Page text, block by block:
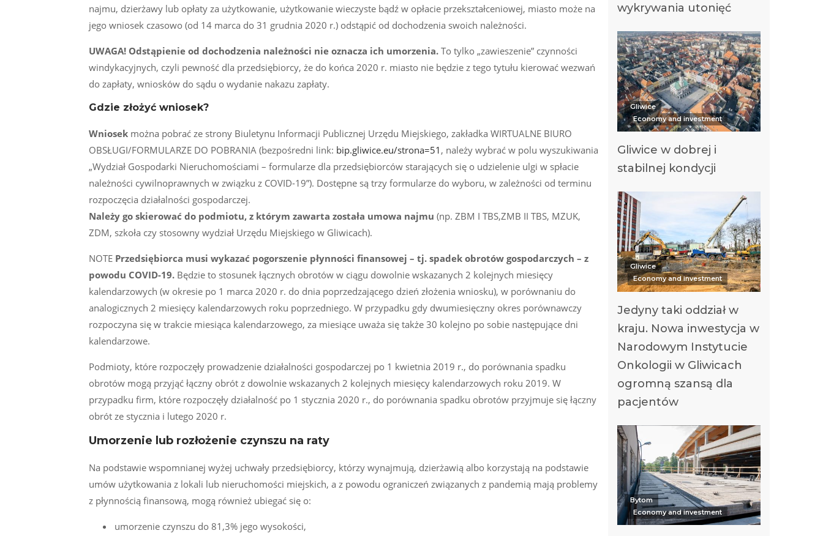
najmu, dzierżawy lub opłaty za użytkowanie, użytkowanie wieczyste bądź w opłacie przekształceniowej, miasto może na
jego wniosek czasowo (od 14 marca do 31 grudnia 2020 r.) odstąpić od dochodzenia swoich należności.
UWAGA! Odstąpienie od dochodzenia należności nie oznacza ich umorzenia.To tylko „zawieszenie” czynności
windykacyjnych, czyli pewność dla przedsiębiorcy, że do końca 2020 r. miasto nie będzie z tego tytułu kierować wezwań
do zapłaty, wniosków do sądu o wydanie nakazu zapłaty.
Gdzie złożyć wniosek?
Wniosekmożna pobrać ze strony Biuletynu Informacji Publicznej Urzędu Miejskiego, zakładka WIRTUALNE BIURO
OBSŁUGI/FORMULARZE DO POBRANIA (bezpośredni link: bip.gliwice.eu/strona=51 , należy wybrać w polu wyszukiwania
„Wydział Gospodarki Nieruchomościami – formularze dla przedsiębiorców starających się o udzielenie ulgi w spłacie
należności cywilnoprawnych w związku z COVID-19”). Dostępne są trzy formularze do wyboru, w zależności od terminu
rozpoczęcia działalności gospodarczej.
Należy go skierować do podmiotu, z którym zawarta została umowa najmu (np. ZBM I TBS,ZMB II TBS, MZUK,
ZDM, szkoła czy stosowny wydział Urzędu Miejskiego w Gliwicach).
NOTE Przedsiębiorca musi wykazać pogorszenie płynności finansowej – tj. spadek obrotów gospodarczych – z
powodu COVID-19. Będzie to stosunek łącznych obrotów w ciągu dowolnie wskazanych 2 kolejnych miesięcy
kalendarzowych (w okresie po 1 marca 2020 r. do dnia poprzedzającego dzień złożenia wniosku), w porównaniu do
analogicznych 2 miesięcy kalendarzowych roku poprzedniego. W przypadku gdy dwumiesięczny okres porównawczy
rozpoczyna się w trakcie miesiąca kalendarzowego, za miesiące uważa się także 30 kolejno po sobie następujące dni
kalendarzowe.
Podmioty, które rozpoczęły prowadzenie działalności gospodarczej po 1 kwietnia 2019 r., do porównania spadku
obrotów mogą przyjąć łączny obrót z dowolnie wskazanych 2 kolejnych miesięcy kalendarzowych roku 2019. W
przypadku firm, które rozpoczęły działalność po 1 stycznia 2020 r., do porównania spadku obrotów przyjmuje się łączny
obrót ze stycznia i lutego 2020 r.
Umorzenie lub rozłożenie czynszu na raty
Na podstawie wspomnianej wyżej uchwały przedsiębiorcy, którzy wynajmują, dzierżawią albo korzystają na podstawie
umów użytkowania z lokali lub nieruchomości miejskich, a z powodu ograniczeń związanych z pandemią mają problemy
z płynnością finansową, mogą również ubiegać się o:
umorzenie czynszu do 81,3% jego wysokości,
wykrywania utonięć
Gliwice
Economy and investment
Gliwice w dobrej i
stabilnej kondycji
Gliwice
Economy and investment
Jedyny taki oddział w
kraju. Nowa inwestycja w
Narodowym Instytucie
Onkologii w Gliwicach
ogromną szansą dla
pacjentów
Bytom
Economy and investment